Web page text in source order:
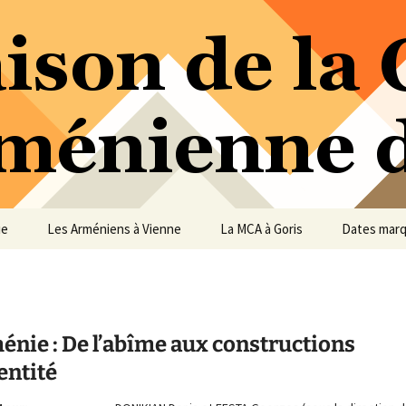
de Vienne
Les Arméniens à Vienne La MCA à Goris Dates
: De l’abîme aux constructions